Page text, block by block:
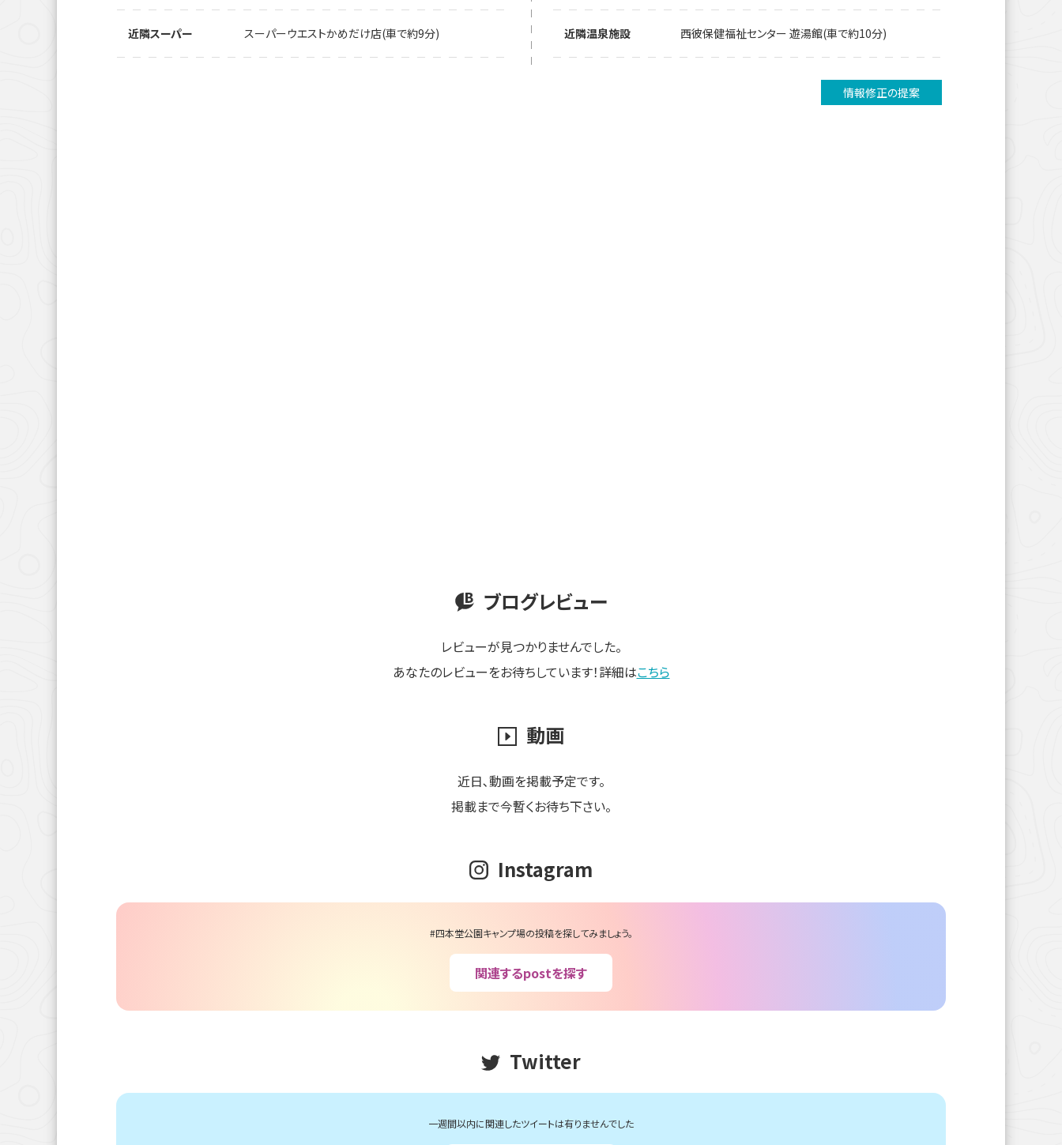
近隣スーパー スーパーウエストかめだけ店(車で約9分) 近隣温泉施設 西彼保健福祉センター 遊湯館(車で約10分)
情報修正の提案
ブログレビュー
レビューが見つかりませんでした。
あなたのレビューをお待ちしています！詳細はこちら
動画
近日､動画を掲載予定です。
掲載まで今暫くお待ち下さい。
Instagram
#四本堂公園キャンプ場の投稿を探してみましょう。
関連するpostを探す
Twitter
一週間以内に関連したツイートは有りませんでした